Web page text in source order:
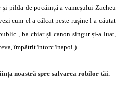
pilda de pocăință a vameșului Zacheu
cum el a călcat peste rușine l-a căutat
, ba chiar și canon singur și-a luat,
împătrit întorc înapoi.)
noastră spre salvarea robilor tăi.